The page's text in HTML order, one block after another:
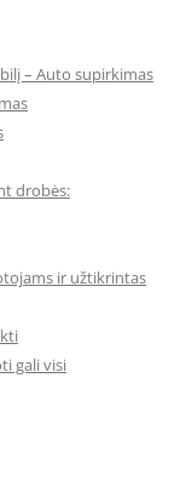
– Auto supirkimas
drobės:
ir užtikrintas
gali visi